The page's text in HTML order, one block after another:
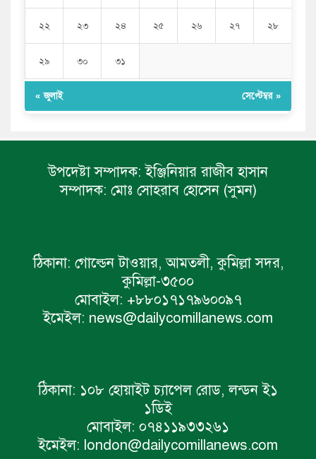
২২ ২৩ ২৪ ২৫ ২৬ ২৭ ২৮
২৯ ৩০ ৩১
« জুলাই সেপ্টেম্বর »
উপদেষ্টা সম্পাদক: ইঞ্জিনিয়ার রাজীব হাসান
সম্পাদক: মোঃ সোহরাব হোসেন (সুমন)
ঠিকানা: গোল্ডেন টাওয়ার, আমতলী, কুমিল্লা সদর,
কুমিল্লা-৩৫০০
মোবাইল: +৮৮০১৭১৭৯৬০০৯৭
ইমেইল: news@dailycomillanews.com
ঠিকানা: ১০৮ হোয়াইট চ্যাপেল রোড, লন্ডন ই১
১ডিই
মোবাইল: ০৭৪১১৯৩৩২৬১
ইমেইল: london@dailycomillanews.com